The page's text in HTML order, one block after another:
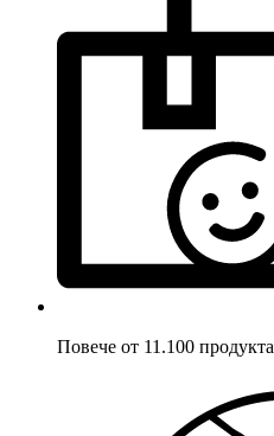
Повече от 11.100 продукта